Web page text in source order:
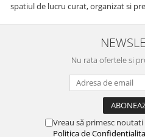
spatiul de lucru curat, organizat si
Nu rata ofertele si
Vreau să primesc
Politica de